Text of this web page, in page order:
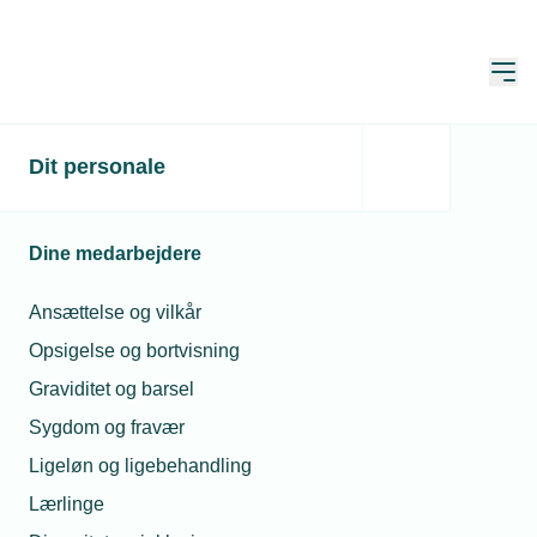
Dit personale
Dine medarbejdere
Ansættelse og vilkår
Opsigelse og bortvisning
Graviditet og barsel
Sygdom og fravær
Ligeløn og ligebehandling
Lærlinge
EU's ståltoldaftale
Publiceret: 16. apr. 2026